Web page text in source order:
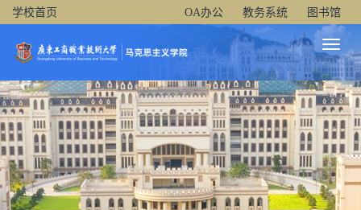
学校首页 OA办公 教务系统 图书馆
Toggle